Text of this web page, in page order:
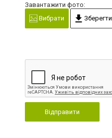
Завантажити фото:
Вибрати
Зберегти
Відправити